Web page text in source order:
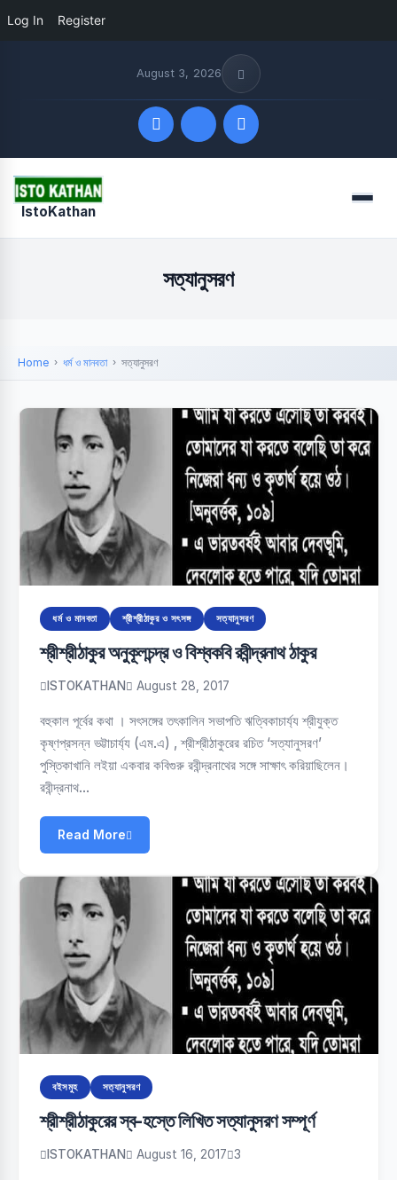
Log In Register
August 3, 2026
Quick Links
IstoKathan Menu
সত্যানুসরণ
Home ধর্ম ও মানবতা সত্যানুসরণ
ধর্ম ও মানবতা শ্রীশ্রীঠাকুর ও সৎসঙ্গ সত্যানুসরণ
শ্রীশ্রীঠাকুর অনুকূলচন্দ্র ও বিশ্বকবি রবীন্দ্রনাথ ঠাকুর
ISTOKATHAN August 28, 2017
বহুকাল পূর্বের কথা । সৎসঙ্গের তৎকালিন সভাপতি ঋত্বিকাচার্য্য শ্রীযুক্ত
কৃষ্ণপ্রসন্ন ভট্টাচার্য্য (এম.এ) , শ্রীশ্রীঠাকুরের রচিত ‘সত্যানুসরণ’
পুস্তিকাখানি লইয়া একবার কবিগুরু রবীন্দ্রনাথের সঙ্গে সাক্ষাৎ করিয়াছিলেন।
রবীন্দ্রনাথ…
Read More
বইসমুহ সত্যানুসরণ
শ্রীশ্রীঠাকুরের স্ব-হস্তে লিখিত সত্যানুসরণ সম্পূর্ণ
ISTOKATHAN August 16, 2017 3